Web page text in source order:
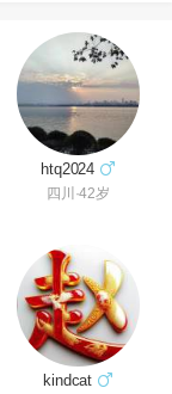
htq2024
四川·42岁
kindcat